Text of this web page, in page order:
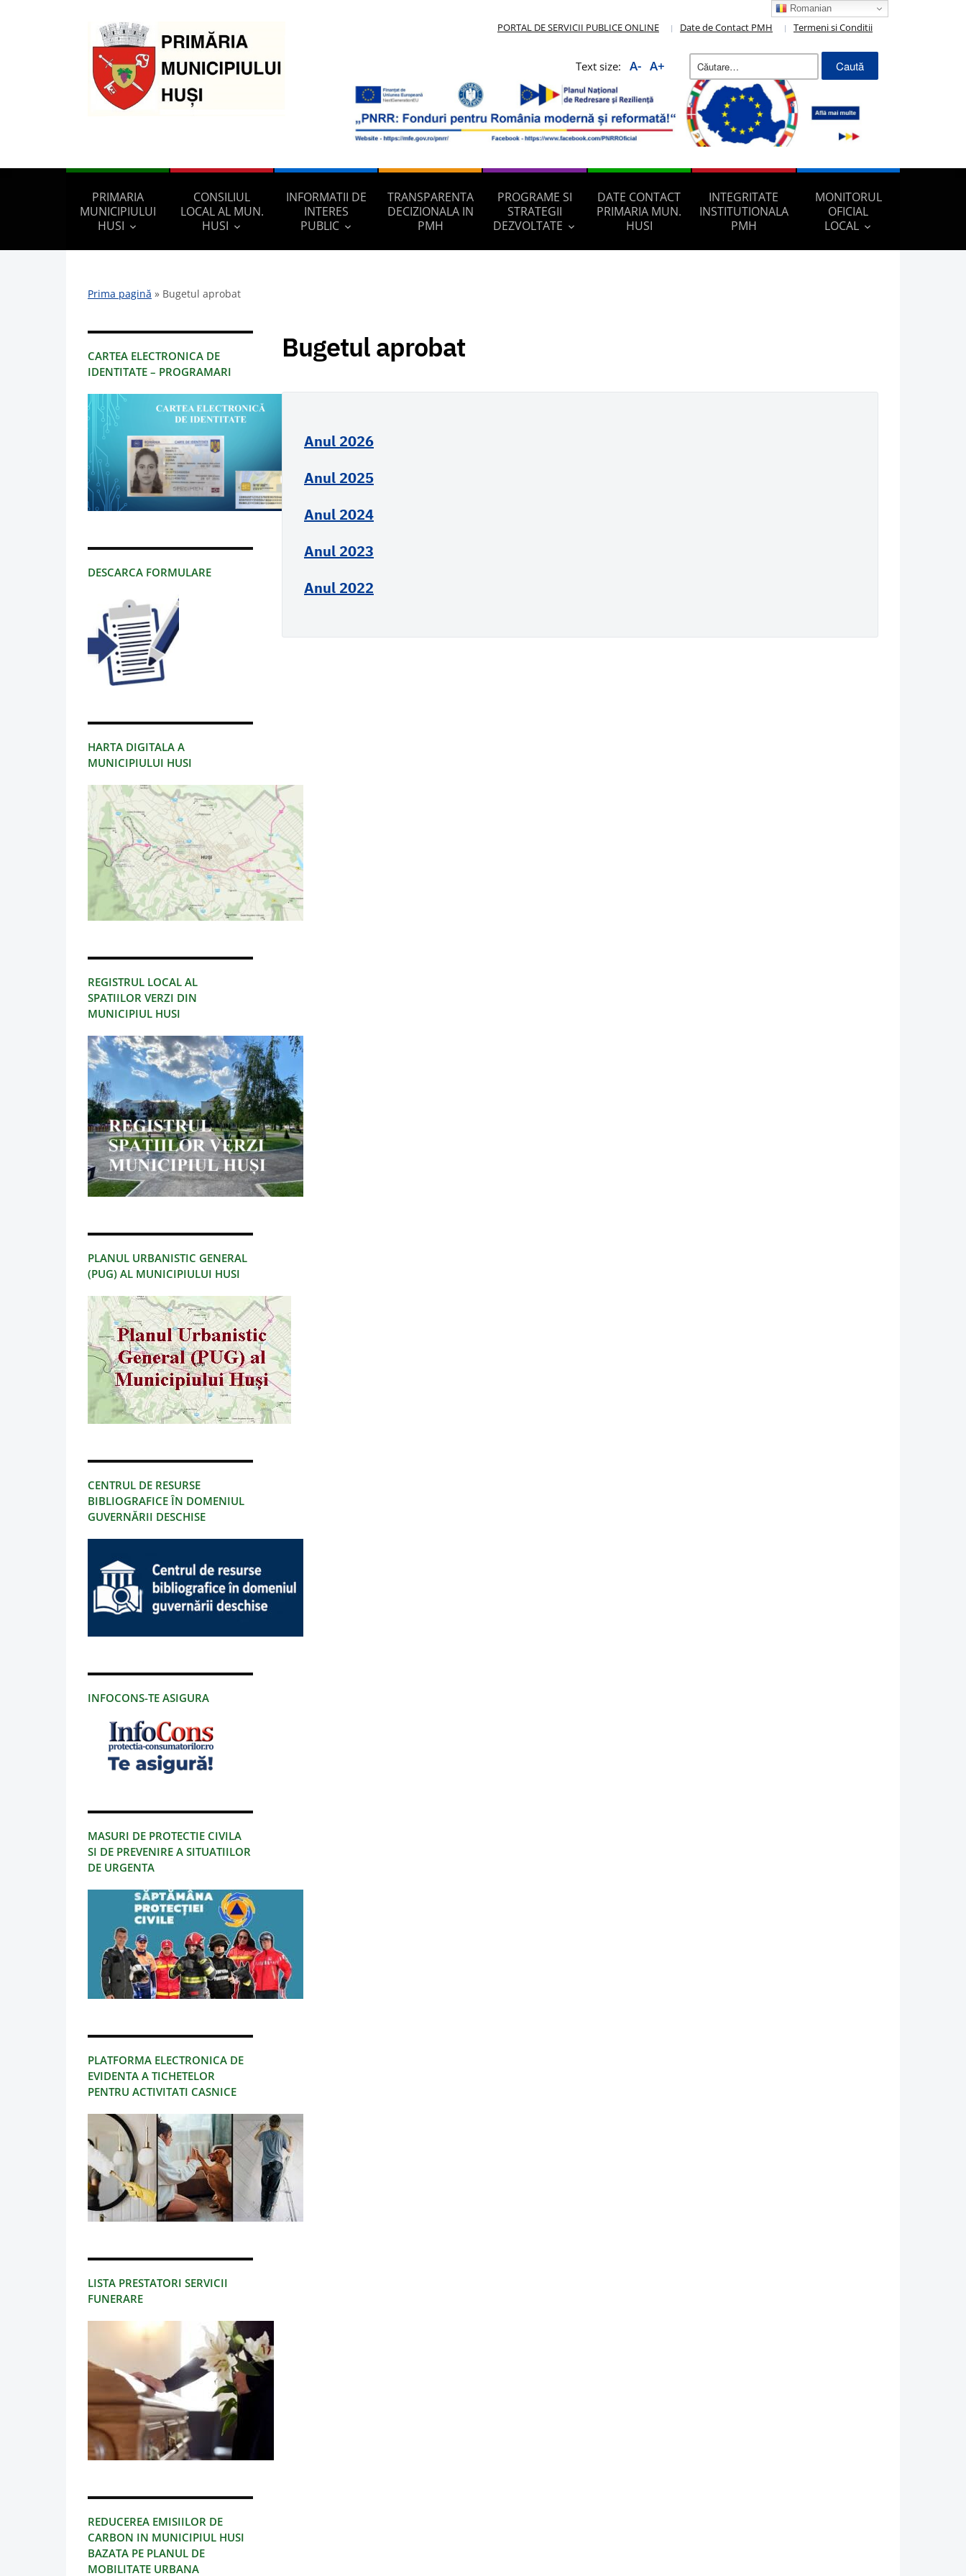
PORTAL DE SERVICII PUBLICE ONLINE Date de Contact PMH Termeni si Conditii
Text size: A- A+
Caută
după:
PRIMARIA
MUNICIPIULUI
HUSI
CONSILIUL
LOCAL AL MUN.
HUSI
INFORMATII DE
INTERES
PUBLIC
TRANSPARENTA
DECIZIONALA IN
PMH
PROGRAME SI
STRATEGII
DEZVOLTATE
DATE CONTACT
PRIMARIA MUN.
HUSI
INTEGRITATE
INSTITUTIONALA
PMH
MONITORUL
OFICIAL
LOCAL
Prima pagină » Bugetul aprobat
CARTEA ELECTRONICA DE
IDENTITATE – PROGRAMARI
DESCARCA FORMULARE
HARTA DIGITALA A
MUNICIPIULUI HUSI
REGISTRUL LOCAL AL
SPATIILOR VERZI DIN
MUNICIPIUL HUSI
PLANUL URBANISTIC GENERAL
(PUG) AL MUNICIPIULUI HUSI
CENTRUL DE RESURSE
BIBLIOGRAFICE ÎN DOMENIUL
GUVERNĂRII DESCHISE
INFOCONS-TE ASIGURA
MASURI DE PROTECTIE CIVILA
SI DE PREVENIRE A SITUATIILOR
DE URGENTA
PLATFORMA ELECTRONICA DE
EVIDENTA A TICHETELOR
PENTRU ACTIVITATI CASNICE
LISTA PRESTATORI SERVICII
FUNERARE
REDUCEREA EMISIILOR DE
CARBON IN MUNICIPIUL HUSI
BAZATA PE PLANUL DE
MOBILITATE URBANA
Bugetul aprobat
Anul 2026
Anul 2025
Anul 2024
Anul 2023
Anul 2022
Romanian